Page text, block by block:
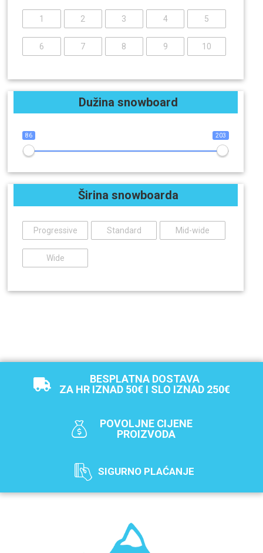
1 2 3 4 5
6 7 8 9 10
Dužina snowboard
86 203
Širina snowboarda
Progressive Standard Mid-wide
Wide
BESPLATNA DOSTAVA
ZA HR IZNAD 50€ I SLO IZNAD 250€
POVOLJNE CIJENE
PROIZVODA
SIGURNO PLAĆANJE